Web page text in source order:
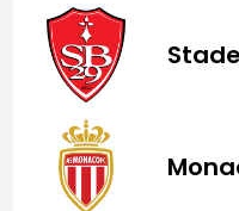
Bundesliga
Serie A